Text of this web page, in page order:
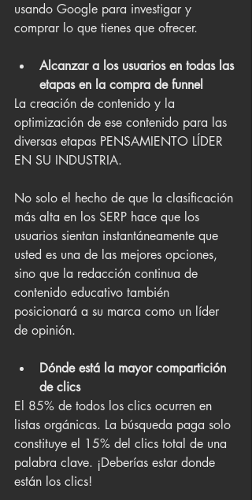
usando Google para investigar y
comprar lo que tienes que ofrecer.
Alcanzar a los usuarios en todas las
etapas en la compra de funnel
La creación de contenido y la
optimización de ese contenido para las
diversas etapas PENSAMIENTO LÍDER
EN SU INDUSTRIA.
No solo el hecho de que la clasificación
más alta en los SERP hace que los
usuarios sientan instantáneamente que
usted es una de las mejores opciones,
sino que la redacción continua de
contenido educativo también
posicionará a su marca como un líder
de opinión.
Dónde está la mayor compartición
de clics
El 85% de todos los clics ocurren en
listas orgánicas. La búsqueda paga solo
constituye el 15% del clics total de una
palabra clave. ¡Deberías estar donde
están los clics!